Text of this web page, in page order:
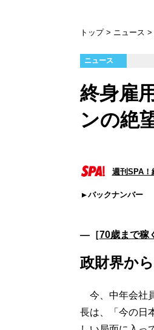
トップ ニュース
ニュース
終身雇
ンの絶
週刊SPA！
バックナンバー
―［70歳まで稼
政財界か
今、中年会社
長は、「今の日